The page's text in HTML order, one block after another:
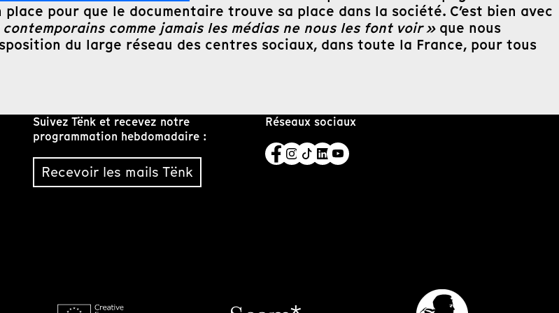
pour que le documentaire trouve sa place dans la société. C’est bien avec
comme jamais les médias ne nous les font voir » que nous
du large réseau des centres sociaux, dans toute la France, pour tous
Suivez Tënk et recevez notre
programmation hebdomadaire :
Recevoir les mails Tënk
Réseaux sociaux